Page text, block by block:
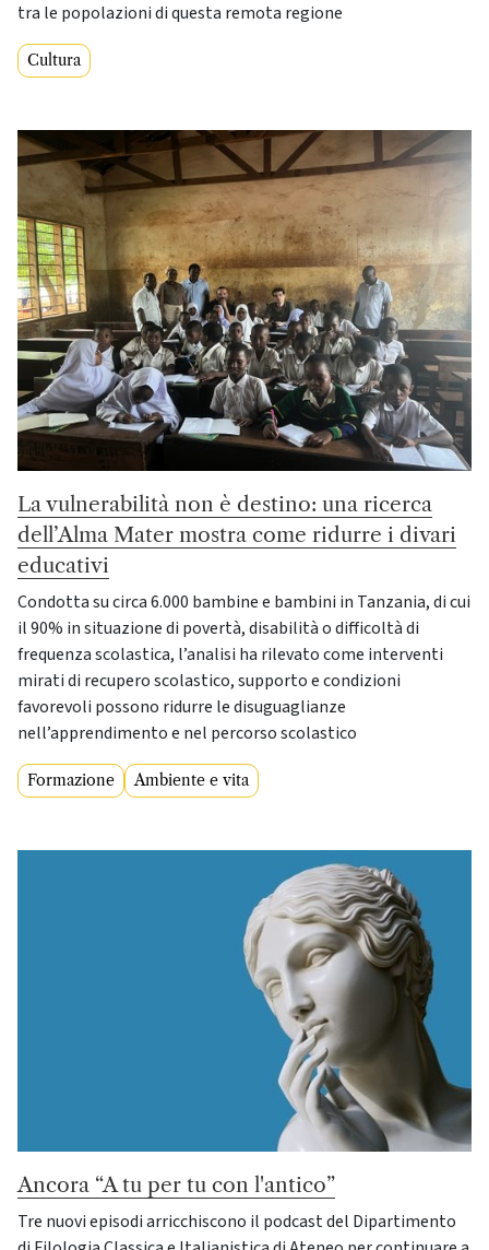
tra le popolazioni di questa remota regione
Cultura
La vulnerabilità non è destino: una ricerca
dell’Alma Mater mostra come ridurre i divari
educativi
Condotta su circa 6.000 bambine e bambini in Tanzania, di cui
il 90% in situazione di povertà, disabilità o difficoltà di
frequenza scolastica, l’analisi ha rilevato come interventi
mirati di recupero scolastico, supporto e condizioni
favorevoli possono ridurre le disuguaglianze
nell’apprendimento e nel percorso scolastico
Formazione Ambiente e vita
Ancora “A tu per tu con l'antico”
Tre nuovi episodi arricchiscono il podcast del Dipartimento